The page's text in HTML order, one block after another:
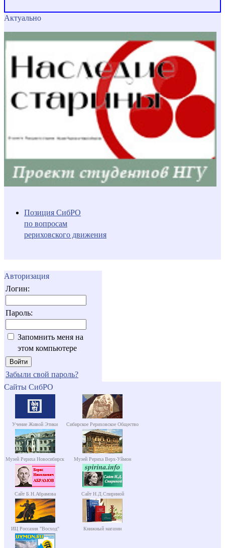
Актуально
Позиция СибРО
по вопросам
рериховского движения
Авторизация
Логин:
Пароль:
Запомнить меня на
этом компьютере
Забыли свой пароль?
Сайты СибРО
Учение Живой Этики Сибирское Рериховское Общество
Музей Рериха Новосибирск Музей Рериха Верх-Уймон
Сайт Б.Н.Абрамова Сайт Н.Д.Спириной
ИЦ Россазия "Восход" Книжный магазин